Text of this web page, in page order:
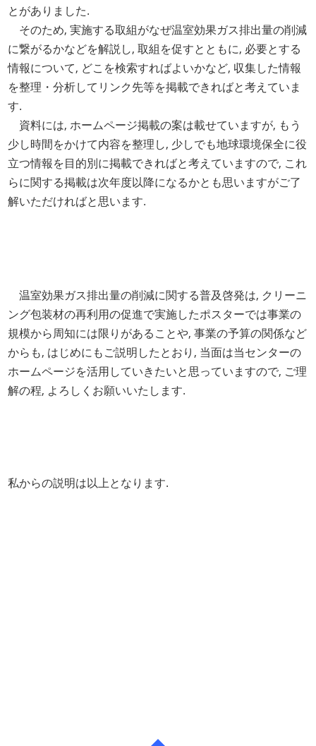
とがありました.
そのため, 実施する取組がなぜ温室効果ガス排出量の削減
に繋がるかなどを解説し, 取組を促すとともに, 必要とする
情報について, どこを検索すればよいかなど, 収集した情報
を整理・分析してリンク先等を掲載できればと考えていま
す.
資料には, ホームページ掲載の案は載せていますが, もう
少し時間をかけて内容を整理し, 少しでも地球環境保全に役
立つ情報を目的別に掲載できればと考えていますので, これ
らに関する掲載は次年度以降になるかとも思いますがご了
解いただければと思います.
温室効果ガス排出量の削減に関する普及啓発は, クリーニ
ング包装材の再利用の促進で実施したポスターでは事業の
規模から周知には限りがあることや, 事業の予算の関係など
からも, はじめにもご説明したとおり, 当面は当センターの
ホームページを活用していきたいと思っていますので, ご理
解の程, よろしくお願いいたします.
私からの説明は以上となります.